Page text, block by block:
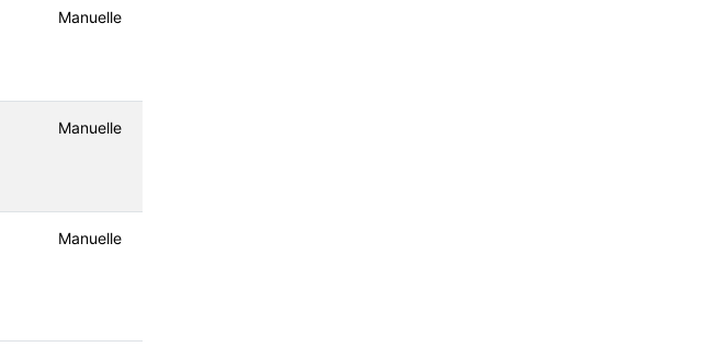
Manuelle
Manuelle
Manuelle